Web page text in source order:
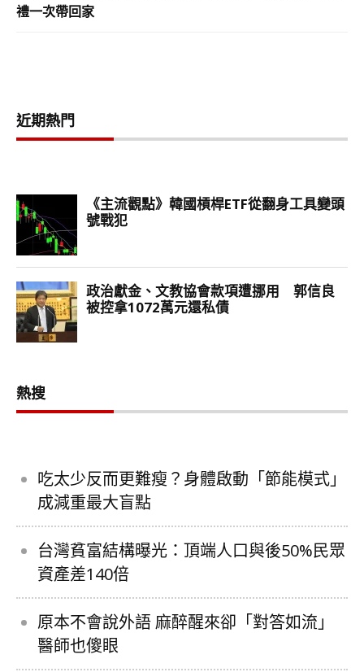
禮一次帶回家
近期熱門
熱搜
吃太少反而更難瘦？身體啟動「節能模式」
成減重最大盲點
台灣貧富結構曝光：頂端人口與後50%民眾
資產差140倍
原本不會說外語 麻醉醒來卻「對答如流」
醫師也傻眼